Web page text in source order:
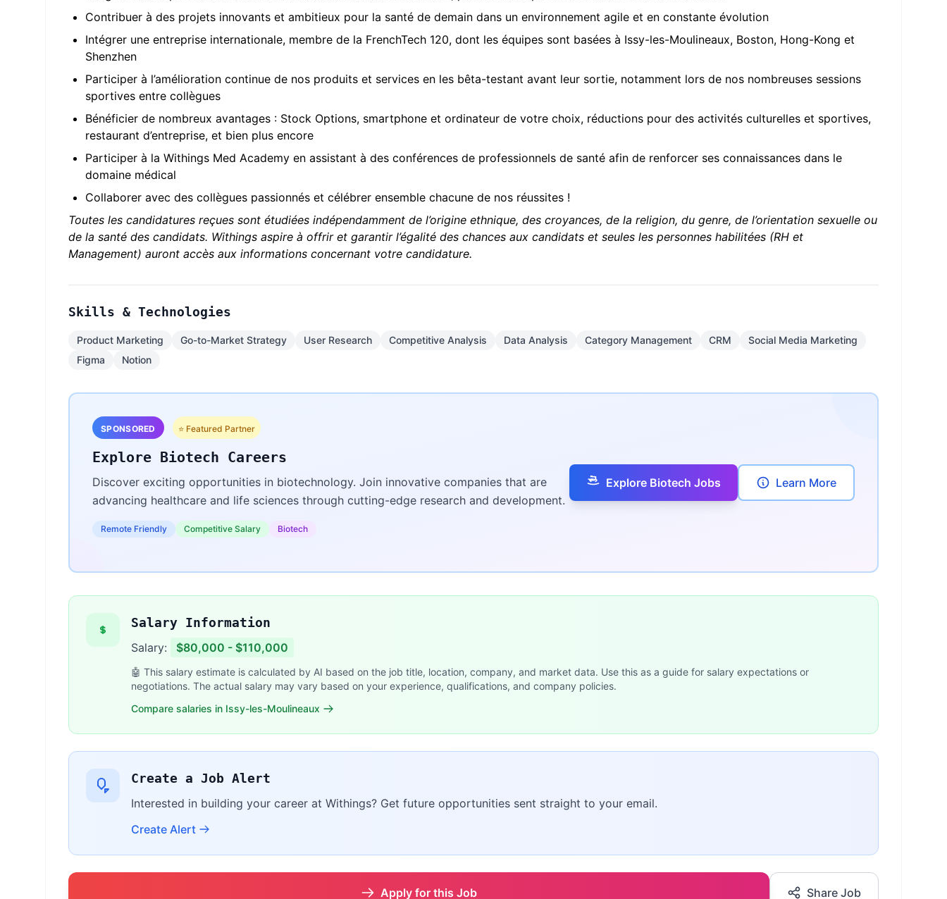
Contribuer à des projets innovants et ambitieux pour la santé de demain dans un environnement agile et en constante évolution
Intégrer une entreprise internationale, membre de la FrenchTech 120, dont les équipes sont basées à Issy-les-Moulineaux, Boston, Hong-Kong et
Shenzhen
Participer à l’amélioration continue de nos produits et services en les bêta-testant avant leur sortie, notamment lors de nos nombreuses sessions
sportives entre collègues
Bénéficier de nombreux avantages : Stock Options, smartphone et ordinateur de votre choix, réductions pour des activités culturelles et sportives,
restaurant d’entreprise, et bien plus encore
Participer à la Withings Med Academy en assistant à des conférences de professionnels de santé afin de renforcer ses connaissances dans le
domaine médical
Collaborer avec des collègues passionnés et célébrer ensemble chacune de nos réussites !
Toutes les candidatures reçues sont étudiées indépendamment de l’origine ethnique, des croyances, de la religion, du genre, de l’orientation sexuelle ou
de la santé des candidats. Withings aspire à offrir et garantir l’égalité des chances aux candidats et seules les personnes habilitées (RH et
Management) auront accès aux informations concernant votre candidature.
Skills & Technologies
Product Marketing Go-to-Market Strategy User Research Competitive Analysis Data Analysis Category Management CRM
Social Media Marketing
Figma
Notion
SPONSORED ⭐ Featured Partner
Explore Biotech Careers
Discover exciting opportunities in biotechnology. Join innovative companies that are
advancing healthcare and life sciences through cutting-edge research and development.
Remote Friendly Competitive Salary Biotech
Explore Biotech Jobs Learn More
Salary Information
Salary: $80,000 - $110,000
🤖 This salary estimate is calculated by AI based on the job title, location, company, and market data. Use this as a guide for salary expectations or
negotiations. The actual salary may vary based on your experience, qualifications, and company policies.
Compare salaries in Issy-les-Moulineaux
Create a Job Alert
Interested in building your career at Withings? Get future opportunities sent straight to your email.
Create Alert
Apply for this Job Share Job